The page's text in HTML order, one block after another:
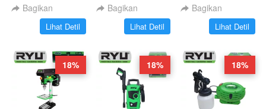
Inverter Welding RII
Bagikan
`Lihat Detil
Kayu RJS 65-1E
Bagikan
`
Lihat Detil
Celup Kolam Ikan
RWP 25
Bagikan
`Lihat Detil
18% 18% 18%